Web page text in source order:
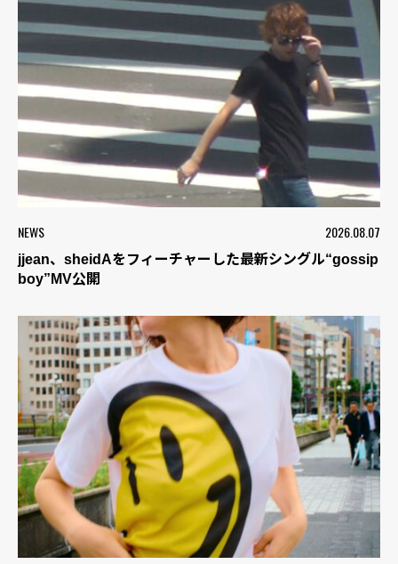
NEWS 2026.08.07
jjean、sheidAをフィーチャーした最新シングル“gossip
boy”MV公開